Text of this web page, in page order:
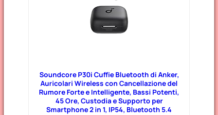
Soundcore P30i Cuffie Bluetooth di Anker,
Auricolari Wireless con Cancellazione del
Rumore Forte e Intelligente, Bassi Potenti,
45 Ore, Custodia e Supporto per
Smartphone 2 in 1, IP54, Bluetooth 5.4